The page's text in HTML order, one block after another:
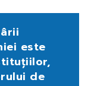
este
de